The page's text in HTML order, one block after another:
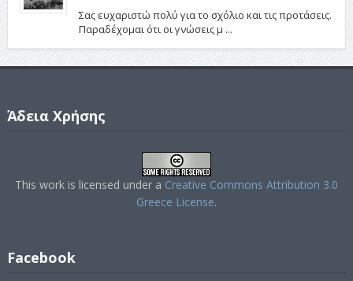
Σας ευχαριστώ πολύ για το σχόλιο και τις προτάσεις.
Παραδέχομαι ότι οι γνώσεις μ ...
Άδεια Χρήσης
This work is licensed under a Creative Commons Attribution 3.0
Greece License.
Facebook